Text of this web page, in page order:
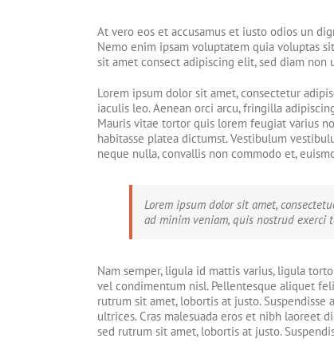
At vero eos et accusamus et iusto odios un
Nemo enim ipsam voluptatem quia voluptas
sit amet consect adipiscing elit, sed diam
Lorem ipsum dolor sit amet, consectetur
iaculis leo. Aenean orci arcu, fringilla
Mauris vitae tortor quis lorem feugiat varius
habitasse platea dictumst. Vestibulum
neque nulla, convallis non commodo et,
Lorem ipsum dolor sit amet,
ad minim veniam, quis nostrud exerci
Nam semper, ligula id mattis varius, ligula
vel condimentum nisl. Pellentesque aliquet
rutrum sit amet, lobortis at justo.
ultrices. Cras malesuada eros et nibh laoreet
sed rutrum sit amet, lobortis at justo.